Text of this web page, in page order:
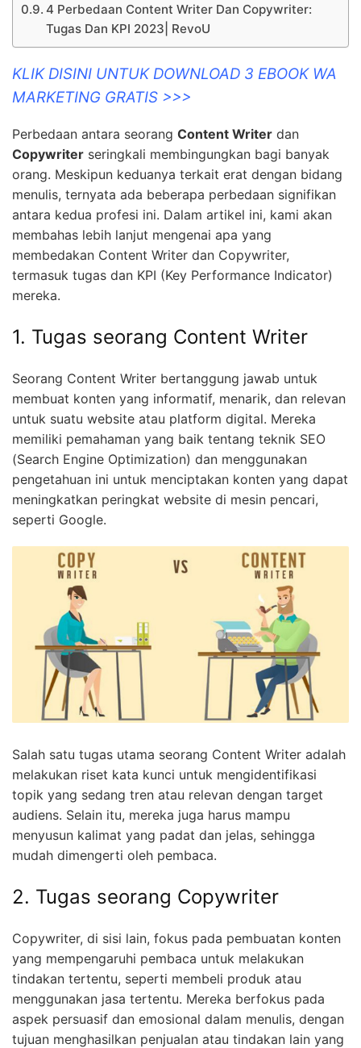
4 Perbedaan Content Writer Dan Copywriter:
Tugas Dan KPI 2023| RevoU
KLIK DISINI UNTUK DOWNLOAD 3 EBOOK WA
MARKETING GRATIS >>>
Perbedaan antara seorang Content Writer dan
Copywriter seringkali membingungkan bagi banyak
orang. Meskipun keduanya terkait erat dengan bidang
menulis, ternyata ada beberapa perbedaan signifikan
antara kedua profesi ini. Dalam artikel ini, kami akan
membahas lebih lanjut mengenai apa yang
membedakan Content Writer dan Copywriter,
termasuk tugas dan KPI (Key Performance Indicator)
mereka.
1. Tugas seorang Content Writer
Seorang Content Writer bertanggung jawab untuk
membuat konten yang informatif, menarik, dan relevan
untuk suatu website atau platform digital. Mereka
memiliki pemahaman yang baik tentang teknik SEO
(Search Engine Optimization) dan menggunakan
pengetahuan ini untuk menciptakan konten yang dapat
meningkatkan peringkat website di mesin pencari,
seperti Google.
Salah satu tugas utama seorang Content Writer adalah
melakukan riset kata kunci untuk mengidentifikasi
topik yang sedang tren atau relevan dengan target
audiens. Selain itu, mereka juga harus mampu
menyusun kalimat yang padat dan jelas, sehingga
mudah dimengerti oleh pembaca.
2. Tugas seorang Copywriter
Copywriter, di sisi lain, fokus pada pembuatan konten
yang mempengaruhi pembaca untuk melakukan
tindakan tertentu, seperti membeli produk atau
menggunakan jasa tertentu. Mereka berfokus pada
aspek persuasif dan emosional dalam menulis, dengan
tujuan menghasilkan penjualan atau tindakan lain yang